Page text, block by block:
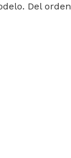
Del orden